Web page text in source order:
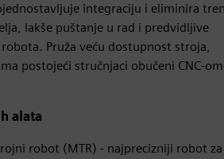
integraciju i eliminira
lakše puštanje u rad i predvidljive
Pruža veću dostupnost stroja,
postojeći stručnjaci obučeni CNC-
alata
robot (MTR) - najprecizniji robot za